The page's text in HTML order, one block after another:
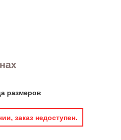
размеров
заказ недоступен.